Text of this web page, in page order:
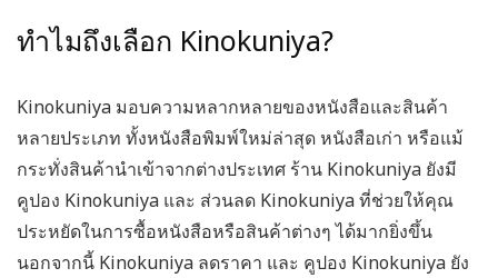
ทำไมถึงเลือก Kinokuniya?
Kinokuniya มอบความหลากหลายของหนังสือและสินค้า
หลายประเภท ทั้งหนังสือพิมพ์ใหม่ล่าสุด หนังสือเก่า หรือแม้
กระทั่งสินค้านำเข้าจากต่างประเทศ ร้าน Kinokuniya ยังมี
คูปอง Kinokuniya และ ส่วนลด Kinokuniya ที่ช่วยให้คุณ
ประหยัดในการซื้อหนังสือหรือสินค้าต่างๆ ได้มากยิ่งขึ้น
นอกจากนี้ Kinokuniya ลดราคา และ คูปอง Kinokuniya ยัง